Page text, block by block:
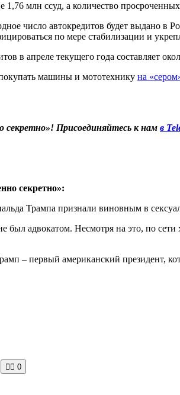
1,76 млн ссуд, а количество
число автокредитов будет выдано в
по мере стабилизации и
в апреле текущего года составляет
машины и мототехнику на
Присоединяйтесь к нам в
секретно»:
Трампа признали виновным в
адвокатом. Несмотря на это, по сети
– первый американский президент,
🧘‍♀️ 0